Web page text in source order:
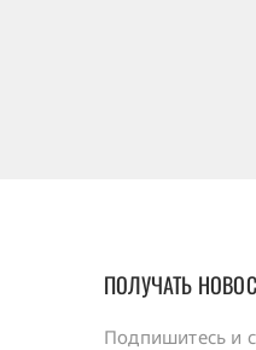
ПОЛУЧАТЬ
Подпишитесь и